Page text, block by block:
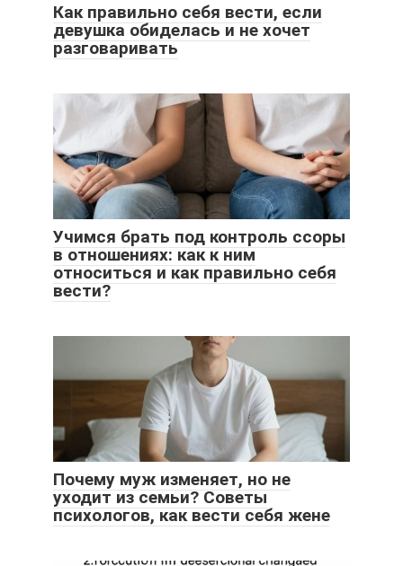
Как правильно себя вести, если
девушка обиделась и не хочет
разговаривать
Учимся брать под контроль ссоры
в отношениях: как к ним
относиться и как правильно себя
вести?
Почему муж изменяет, но не
уходит из семьи? Советы
психологов, как вести себя жене